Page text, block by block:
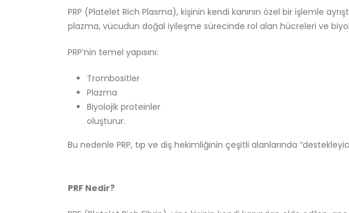
PRP (Platelet Rich Plasma), kişinin kendi kanının özel bir işlemle
plazma, vücudun doğal iyileşme sürecinde rol alan hücreleri ve
PRP’nin temel yapısını:
Trombositler
Plazma
Biyolojik proteinler
oluşturur.
Bu nedenle PRP, tıp ve diş hekimliğinin çeşitli alanlarında
PRF Nedir?